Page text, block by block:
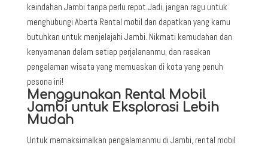
keindahan Jambi tanpa perlu repot.Jadi, jangan ragu untuk
menghubungi Aberta Rental mobil dan dapatkan yang kamu
butuhkan untuk menjelajahi Jambi. Nikmati kemudahan dan
kenyamanan dalam setiap perjalananmu, dan rasakan
pengalaman wisata yang memuaskan di kota yang penuh
pesona ini!
Menggunakan Rental Mobil
Jambi untuk Eksplorasi Lebih
Mudah
Untuk memaksimalkan pengalamanmu di Jambi, rental mobil